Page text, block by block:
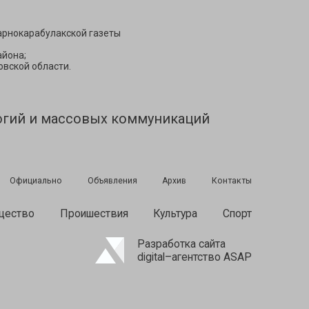
газеты
области.
и массовых коммуникаций
Официально Объявления Архив Контакты
Проишествия Культура Спорт
Разработка сайта
digital–агентство ASAP